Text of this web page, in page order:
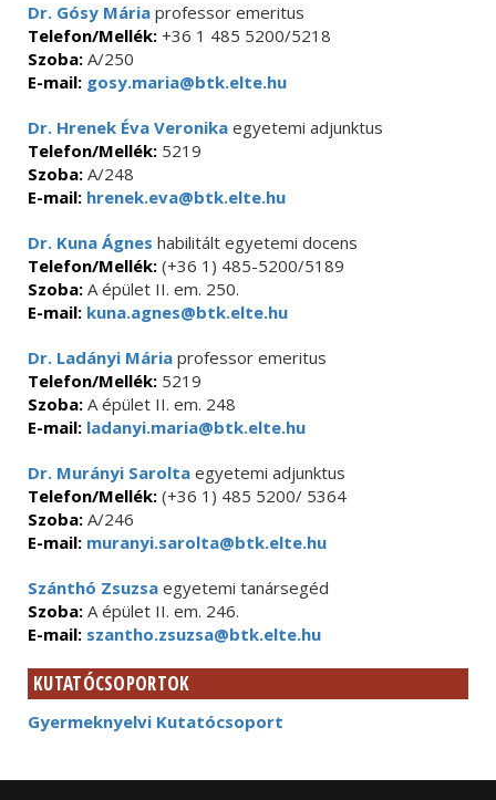
Dr. Gósy Mária professor emeritus
Telefon/Mellék: +36 1 485 5200/5218
Szoba: A/250
E-mail: gosy.maria@btk.elte.hu
Dr. Hrenek Éva Veronika egyetemi adjunktus
Telefon/Mellék: 5219
Szoba: A/248
E-mail: hrenek.eva@btk.elte.hu
Dr. Kuna Ágnes habilitált egyetemi docens
Telefon/Mellék: (+36 1) 485-5200/5189
Szoba: A épület II. em. 250.
E-mail: kuna.agnes@btk.elte.hu
Dr. Ladányi Mária professor emeritus
Telefon/Mellék: 5219
Szoba: A épület II. em. 248
E-mail: ladanyi.maria@btk.elte.hu
Dr. Murányi Sarolta egyetemi adjunktus
Telefon/Mellék: (+36 1) 485 5200/ 5364
Szoba: A/246
E-mail: muranyi.sarolta@btk.elte.hu
Szánthó Zsuzsa egyetemi tanársegéd
Szoba: A épület II. em. 246.
E-mail: szantho.zsuzsa@btk.elte.hu
KUTATÓCSOPORTOK
Gyermeknyelvi Kutatócsoport